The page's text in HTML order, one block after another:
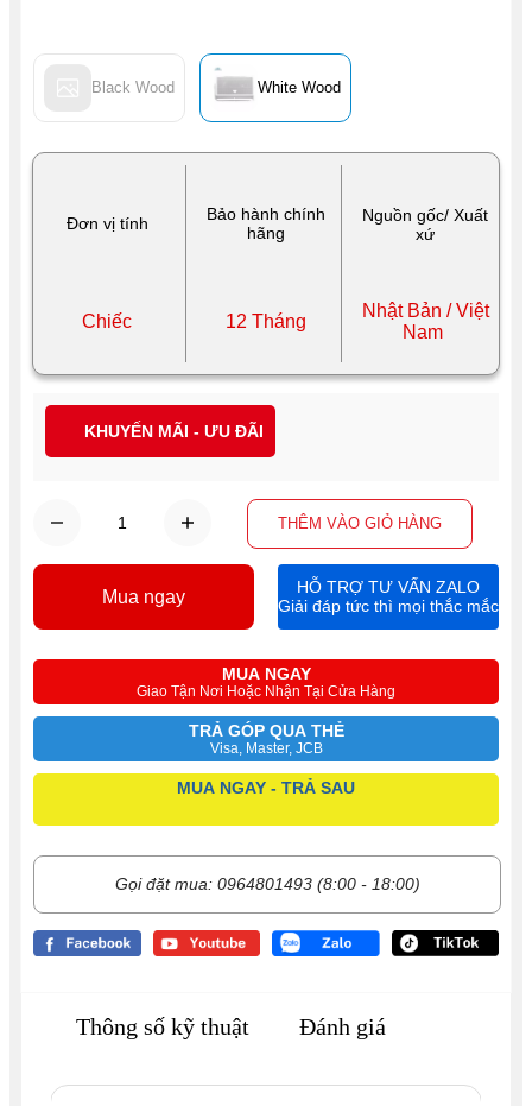
Đơn vị tính
Bảo hành chính
hãng
Nguồn gốc/ Xuất
xứ
Chiếc 12 Tháng
Nhật Bản / Việt
Nam
Black Wood White Wood
THÊM VÀO GIỎ HÀNG
MUA NGAY
Giao Tận Nơi Hoặc Nhận Tại Cửa Hàng
TRẢ GÓP QUA THẺ
Visa, Master, JCB
MUA NGAY - TRẢ SAU
Gọi đặt mua: 0964801493 (8:00 - 18:00)
Mua ngay
HỖ TRỢ TƯ VẤN ZALO
Giải đáp tức thì mọi thắc mắc
KHUYẾN MÃI - ƯU ĐÃI
Thông số kỹ thuật Đánh giá